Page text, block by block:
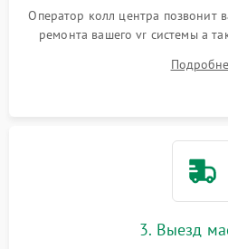
Оператор колл центра позвонит
ремонта вашего vr системы а
3. Выезд